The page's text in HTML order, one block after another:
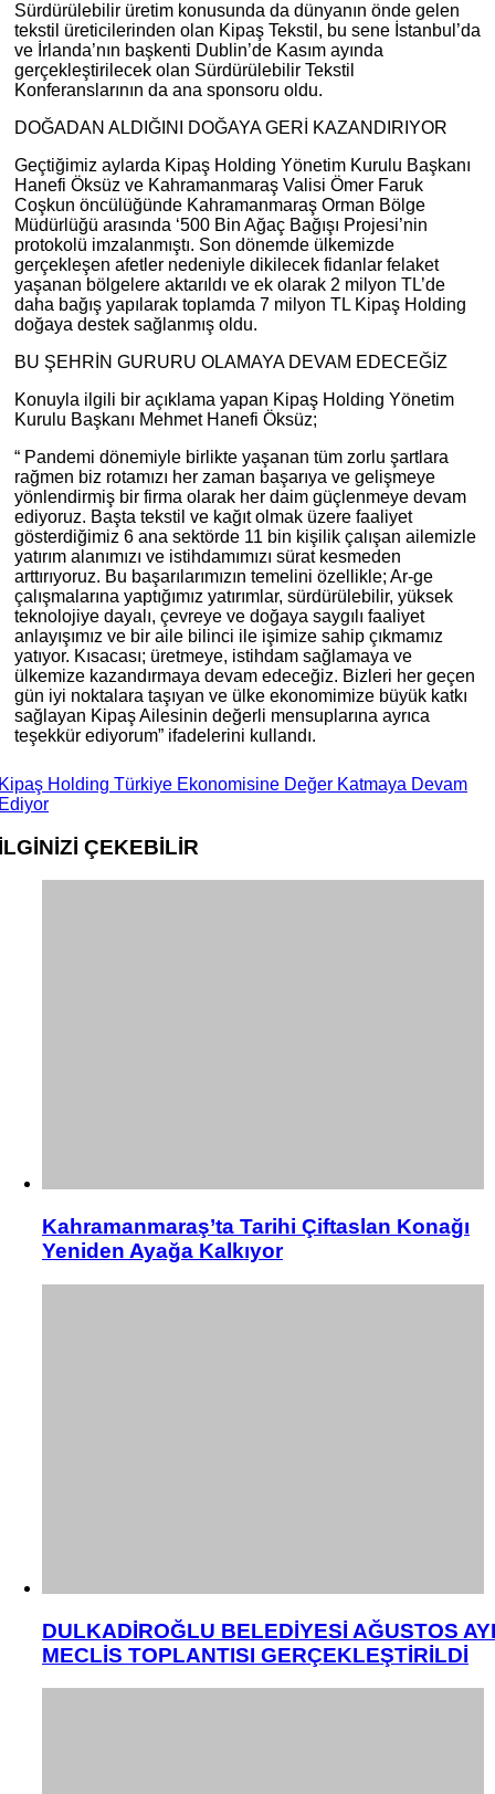
Sürdürülebilir üretim konusunda da dünyanın önde gelen
tekstil üreticilerinden olan Kipaş Tekstil, bu sene İstanbul’da
ve İrlanda’nın başkenti Dublin’de Kasım ayında
gerçekleştirilecek olan Sürdürülebilir Tekstil
Konferanslarının da ana sponsoru oldu.
DOĞADAN ALDIĞINI DOĞAYA GERİ KAZANDIRIYOR
Geçtiğimiz aylarda Kipaş Holding Yönetim Kurulu Başkanı
Hanefi Öksüz ve Kahramanmaraş Valisi Ömer Faruk
Coşkun öncülüğünde Kahramanmaraş Orman Bölge
Müdürlüğü arasında ‘500 Bin Ağaç Bağışı Projesi’nin
protokolü imzalanmıştı. Son dönemde ülkemizde
gerçekleşen afetler nedeniyle dikilecek fidanlar felaket
yaşanan bölgelere aktarıldı ve ek olarak 2 milyon TL’de
daha bağış yapılarak toplamda 7 milyon TL Kipaş Holding
doğaya destek sağlanmış oldu.
BU ŞEHRİN GURURU OLAMAYA DEVAM EDECEĞİZ
Konuyla ilgili bir açıklama yapan Kipaş Holding Yönetim
Kurulu Başkanı Mehmet Hanefi Öksüz;
“ Pandemi dönemiyle birlikte yaşanan tüm zorlu şartlara
rağmen biz rotamızı her zaman başarıya ve gelişmeye
yönlendirmiş bir firma olarak her daim güçlenmeye devam
ediyoruz. Başta tekstil ve kağıt olmak üzere faaliyet
gösterdiğimiz 6 ana sektörde 11 bin kişilik çalışan ailemizle
yatırım alanımızı ve istihdamımızı sürat kesmeden
arttırıyoruz. Bu başarılarımızın temelini özellikle; Ar-ge
çalışmalarına yaptığımız yatırımlar, sürdürülebilir, yüksek
teknolojiye dayalı, çevreye ve doğaya saygılı faaliyet
anlayışımız ve bir aile bilinci ile işimize sahip çıkmamız
yatıyor. Kısacası; üretmeye, istihdam sağlamaya ve
ülkemize kazandırmaya devam edeceğiz. Bizleri her geçen
gün iyi noktalara taşıyan ve ülke ekonomimize büyük katkı
sağlayan Kipaş Ailesinin değerli mensuplarına ayrıca
teşekkür ediyorum” ifadelerini kullandı.
Holding Türkiye Ekonomisine Değer Katmaya Devam
ÇEKEBİLİR
Kahramanmaraş’ta Tarihi Çiftaslan Konağı
Yeniden Ayağa Kalkıyor
DULKADİROĞLU BELEDİYESİ AĞUSTOS AYI
MECLİS TOPLANTISI GERÇEKLEŞTİRİLDİ